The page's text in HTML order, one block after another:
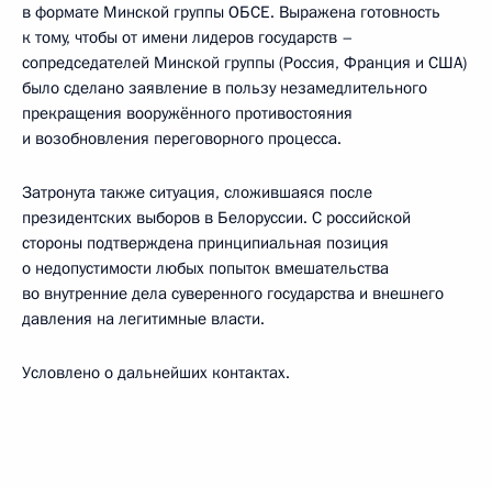
в формате Минской группы ОБСЕ. Выражена готовность
к тому, чтобы от имени лидеров государств –
сопредседателей Минской группы (Россия, Франция и США)
было сделано заявление в пользу незамедлительного
прекращения вооружённого противостояния
и возобновления переговорного процесса.
Затронута также ситуация, сложившаяся после
президентских выборов в Белоруссии. С российской
стороны подтверждена принципиальная позиция
о недопустимости любых попыток вмешательства
во внутренние дела суверенного государства и внешнего
давления на легитимные власти.
Условлено о дальнейших контактах.